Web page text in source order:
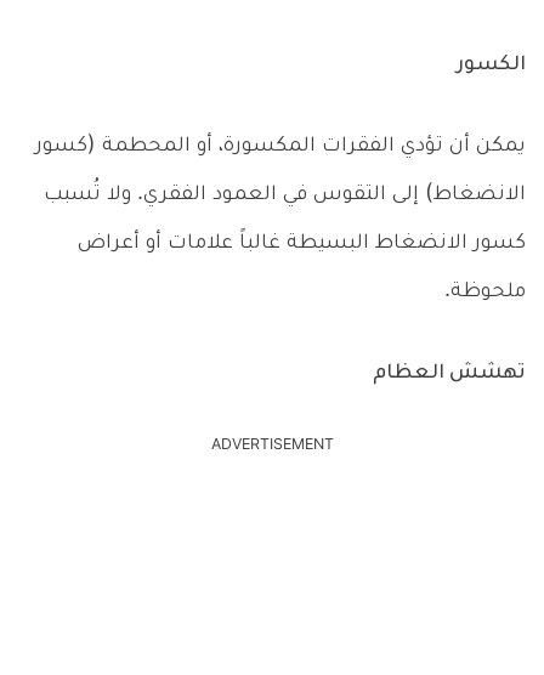
الكسور
يمكن أن تؤدي الفقرات المكسورة، أو المحطمة (كسور
الانضغاط) إلى التقوس في العمود الفقري. ولا تُسبب
كسور الانضغاط البسيطة غالباً علامات أو أعراض
ملحوظة.
تهشش العظام
ADVERTISEMENT